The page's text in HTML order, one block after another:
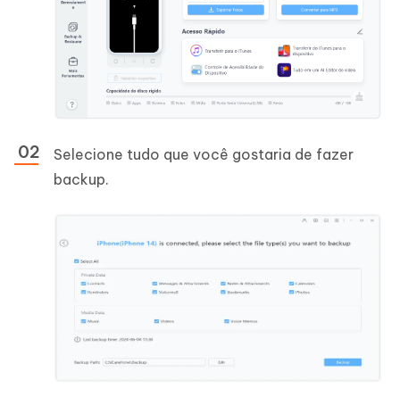
Selecione tudo que você gostaria de fazer
backup.